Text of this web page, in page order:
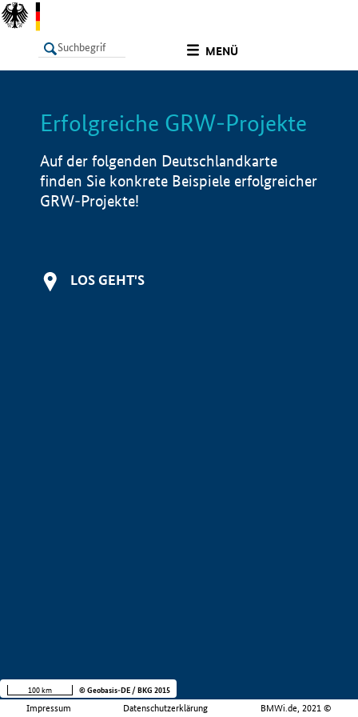
MENÜ
LISTE Info
Erfolgreiche GRW-Projekte
Auf der folgenden Deutschlandkarte
finden Sie konkrete Beispiele erfolgreicher
GRW-Projekte!
LOS GEHT'S
Impressum Datenschutzerklärung BMWi.de, 2021 ©
100 km © Geobasis-DE / BKG 2015